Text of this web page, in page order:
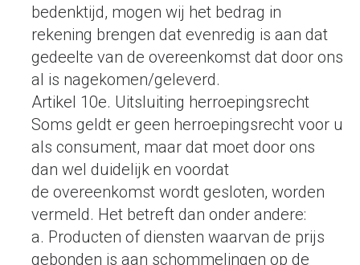
bedenktijd, mogen wij het bedrag in
rekening brengen dat evenredig is aan dat
gedeelte van de overeenkomst dat door ons
al is nagekomen/geleverd.
Artikel 10e. Uitsluiting herroepingsrecht
Soms geldt er geen herroepingsrecht voor u
als consument, maar dat moet door ons
dan wel duidelijk en voordat
de overeenkomst wordt gesloten, worden
vermeld. Het betreft dan onder andere:
a. Producten of diensten waarvan de prijs
gebonden is aan schommelingen op de